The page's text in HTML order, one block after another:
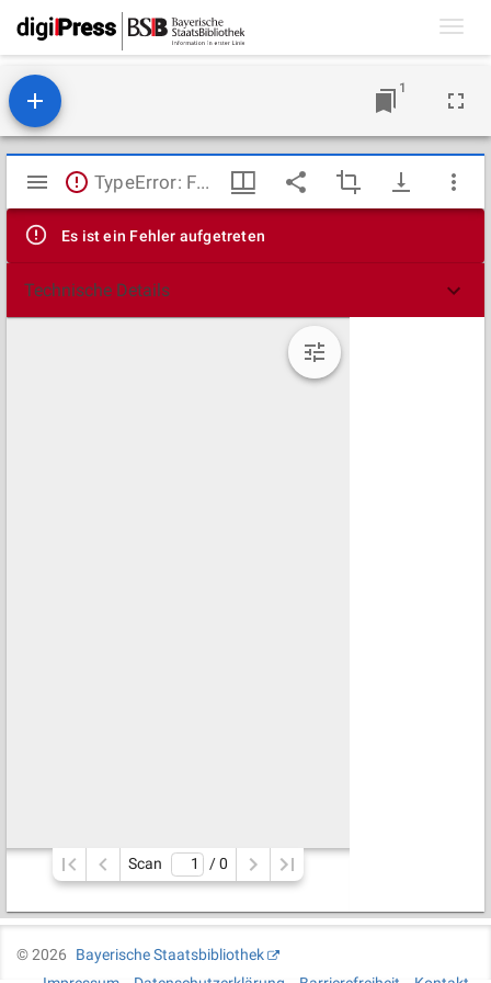
1
Mirador
Viewer
TypeError: Failed to fetch
Es ist ein Fehler aufgetreten
Technische Details
Scan / 0
©2026
Bayerische Staatsbibliothek